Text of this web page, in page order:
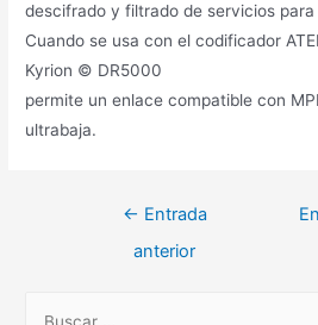
descifrado y filtrado de servicios
Cuando se usa con el codificador
Kyrion © DR5000
permite un enlace compatible con
ultrabaja.
Navegación
← Entrada
anterior